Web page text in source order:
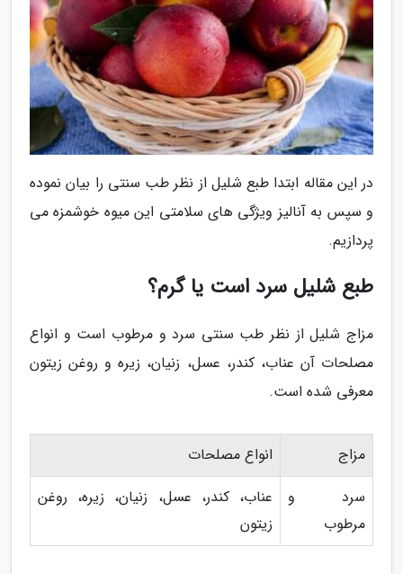
در این مقاله ابتدا طبع شلیل از نظر طب سنتی را بیان نموده
و سپس به آنالیز ویژگی های سلامتی این میوه خوشمزه می
پردازیم.
طبع شلیل سرد است یا گرم؟
مزاج شلیل از نظر طب سنتی سرد و مرطوب است و انواع
مصلحات آن عناب، کندر، عسل، زنیان، زیره و روغن زیتون
معرفی شده است.
مزاج
انواع مصلحات
سرد و
مرطوب
عناب، کندر، عسل، زنیان، زیره، روغن
زیتون